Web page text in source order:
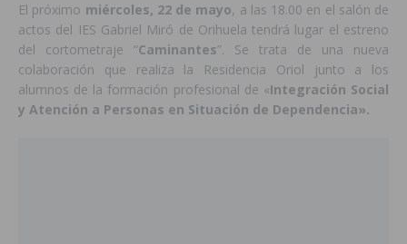
El próximo miércoles, 22 de mayo, a las 18.00 en el salón de
actos del IES Gabriel Miró de Orihuela tendrá lugar el estreno
del cortometraje “Caminantes”. Se trata de una nueva
colaboración que realiza la Residencia Oriol junto a los
alumnos de la formación profesional de «Integración Social
y Atención a Personas en Situación de Dependencia».